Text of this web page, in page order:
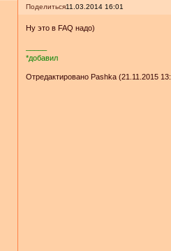
Поделиться11.03.2014 16:01
Ну это в FAQ надо)
*добавил
Отредактировано Pashka (21.11.2015